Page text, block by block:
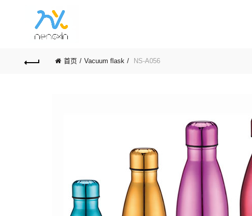
首页 Vacuum flask NS-A056